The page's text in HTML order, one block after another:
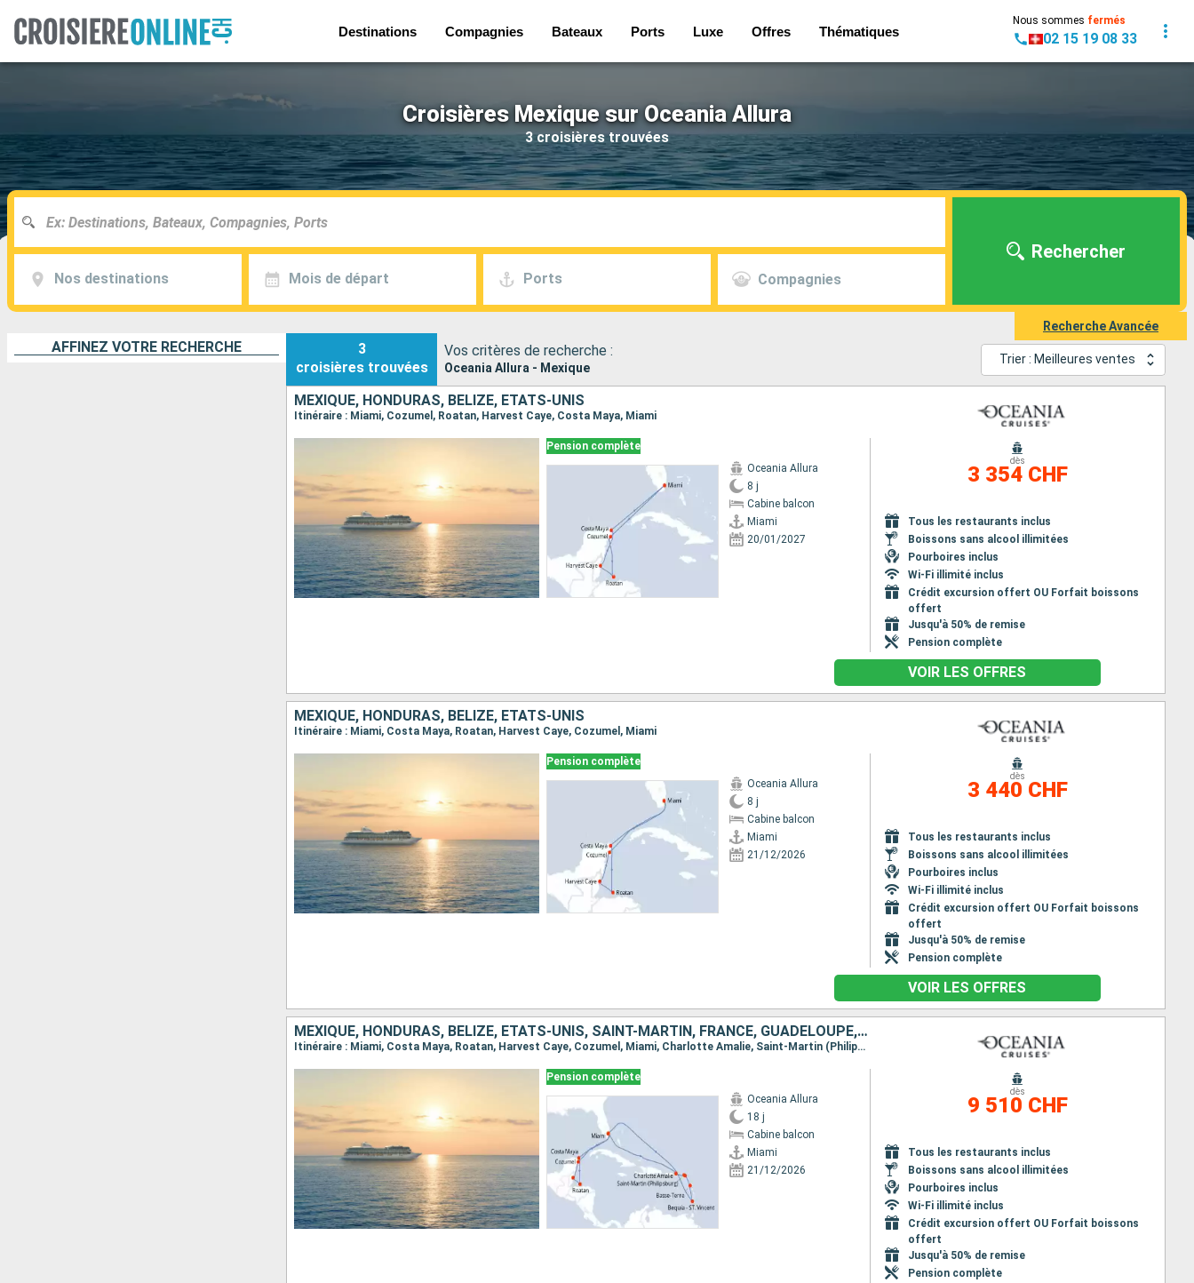
Destinations Compagnies Bateaux Ports Luxe Offres Thématiques
Nous sommes fermés
02 15 19 08 33
Croisières Mexique sur Oceania Allura
3 croisières trouvées
Nos destinations Mois de départ Ports Compagnies
Rechercher
Recherche Avancée
AFFINEZ VOTRE RECHERCHE
3
croisières trouvées
Vos critères de recherche :
Oceania Allura - Mexique
Trier : Meilleures ventes
MEXIQUE, HONDURAS, BELIZE, ÉTATS-UNIS
Itinéraire : Miami, Cozumel, Roatan, Harvest Caye, Costa Maya, Miami
Pension complète
Oceania Allura
8 j
Cabine balcon
Miami
20/01/2027
dès
3 354 CHF
Tous les restaurants inclus
Boissons sans alcool illimitées
Pourboires inclus
Wi-Fi illimité inclus
Crédit excursion offert OU Forfait boissons
offert
Jusqu'à 50% de remise
Pension complète
VOIR LES OFFRES
MEXIQUE, HONDURAS, BELIZE, ÉTATS-UNIS
Itinéraire : Miami, Costa Maya, Roatan, Harvest Caye, Cozumel, Miami
Pension complète
Oceania Allura
8 j
Cabine balcon
Miami
21/12/2026
dès
3 440 CHF
Tous les restaurants inclus
Boissons sans alcool illimitées
Pourboires inclus
Wi-Fi illimité inclus
Crédit excursion offert OU Forfait boissons
offert
Jusqu'à 50% de remise
Pension complète
VOIR LES OFFRES
MEXIQUE, HONDURAS, BELIZE, ÉTATS-UNIS, SAINT-MARTIN, FRANCE, GUADELOUPE, SAINT VINCENT-ET-LES-GRENADINES
Itinéraire : Miami, Costa Maya, Roatan, Harvest Caye, Cozumel, Miami, Charlotte Amalie, Saint-Martin (Philipsburg), Saint Barthelemy, Basse-Terre, Bequia - ST. Vincent, Miami
Pension complète
Oceania Allura
18 j
Cabine balcon
Miami
21/12/2026
dès
9 510 CHF
Tous les restaurants inclus
Boissons sans alcool illimitées
Pourboires inclus
Wi-Fi illimité inclus
Crédit excursion offert OU Forfait boissons
offert
Jusqu'à 50% de remise
Pension complète